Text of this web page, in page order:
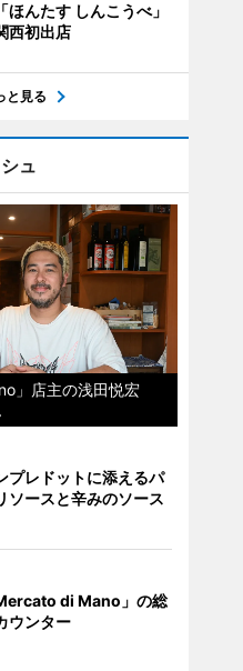
ほんたす しんこうべ」
西初出店
と見る
ュ
」店主の浅田悦宏
プレドットに添えるパ
ソースと辛みのソース
di Mano」の総
ウンター